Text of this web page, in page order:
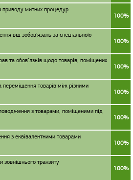
приводу митних процедур
100%
від зобов'язань за спеціальною
100%
та обов’язків щодо товарів, поміщених
100%
товарів між різними
100%
з товарами, поміщеними під
100%
з еквівалентними товарами
100%
зовнішнього транзиту
100%